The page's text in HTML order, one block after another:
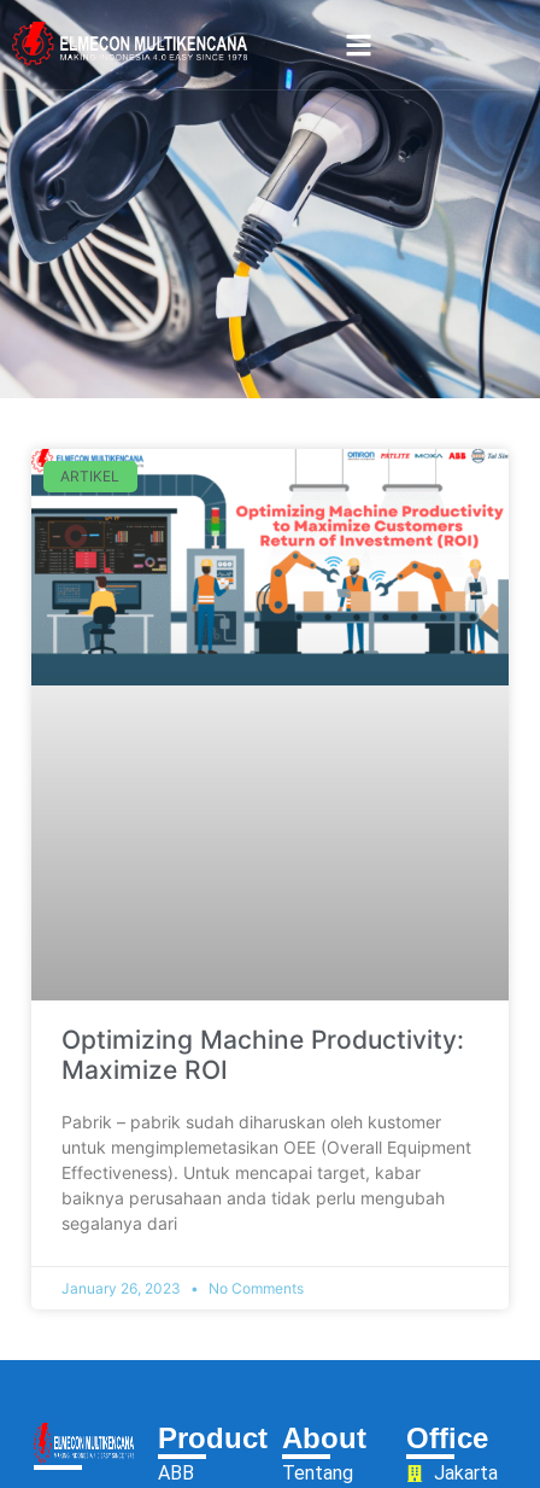
ARTIKEL
Optimizing Machine Productivity:
Maximize ROI
Pabrik – pabrik sudah diharuskan oleh kustomer
untuk mengimplemetasikan OEE (Overall Equipment
Effectiveness). Untuk mencapai target, kabar
baiknya perusahaan anda tidak perlu mengubah
segalanya dari
January 26, 2023 No Comments
Product
ABB
About
Tentang
Office
Jakarta